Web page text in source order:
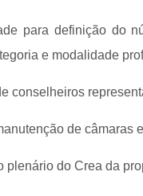
para definição do
e modalidade
conselheiros
de câmaras
plenário do Crea da